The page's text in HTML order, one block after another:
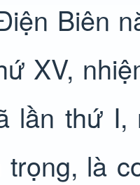
Biên
XV,
lần thứ I,
trọng, là